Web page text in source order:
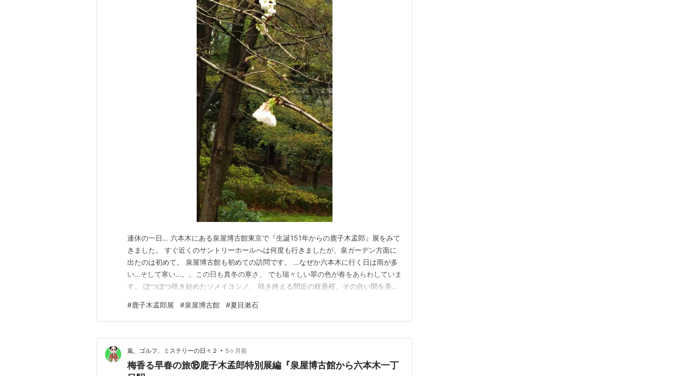
連休の一日… 六本木にある泉屋博古館東京で『生誕151年からの鹿子木孟郎』展をみて
きました。 すぐ近くのサントリーホールへは何度も行きましたが、泉ガーデン方面に
出たのは初めて。 泉屋博古館も初めての訪問です。 …なぜか六本木に行く日は雨が多
い…そして寒い…。。この日も真冬の寒さ、 でも瑞々しい翠の色が春をあらわしていま
す。 ぽつぽつ咲き始めたソメイヨシノ、 咲き終える間近の枝垂桜、その合い間を美術
みさを見て行きたくなりました。 印象派以降の時代も好きですが、やっぱり写実あっ
てこそ、の絵画が好きなのです、クールベが大…
#鹿子木孟郎展 #泉屋博古館 #夏目漱石
嵐、ゴルフ、ミステリーの日々２ • 5ヶ月前
梅香る早春の旅⑱鹿子木孟郎特別展編『泉屋博古館から六本木一丁